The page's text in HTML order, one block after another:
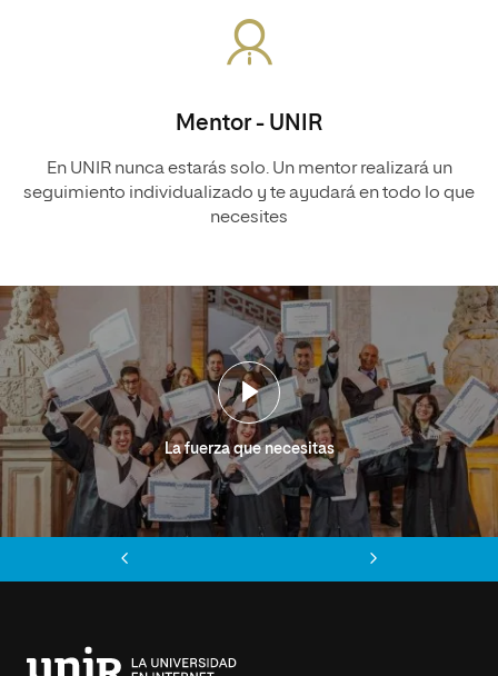
Mentor - UNIR
En UNIR nunca estarás solo. Un mentor realizará un
seguimiento individualizado y te ayudará en todo lo que
necesites
La fuerza que necesitas